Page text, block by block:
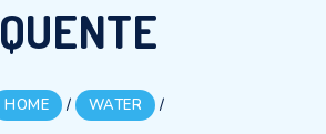
QUENTE
HOME / WATER /